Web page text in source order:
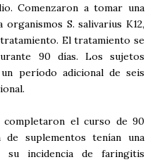
Comenzaron a tomar una
S. salivarius K12,
El tratamiento se
90 días. Los sujetos
período adicional de seis
el curso de 90
suplementos tenían una
incidencia de faringitis